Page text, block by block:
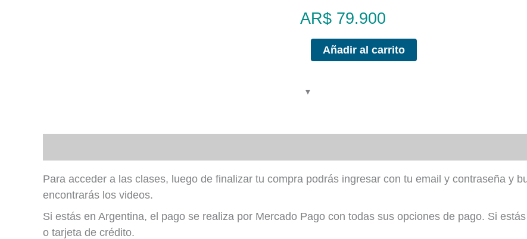
AR$ 79.900
Avanzado
Revolución
Añadir al carrito
Para acceder a las clases, luego de finalizar tu compra podrás ingresar con tu email y contraseña y
encontrarás los videos.
Si estás en Argentina, el pago se realiza por Mercado Pago con todas sus opciones de pago. Si
o tarjeta de crédito.